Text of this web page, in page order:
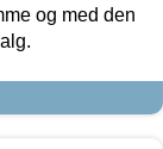
og med den